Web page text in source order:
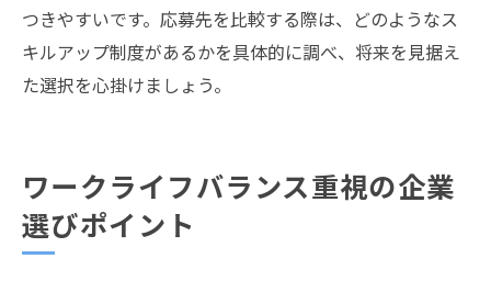
つきやすいです。応募先を比較する際は、どのようなス
キルアップ制度があるかを具体的に調べ、将来を見据え
た選択を心掛けましょう。
ワークライフバランス重視の企業
選びポイント